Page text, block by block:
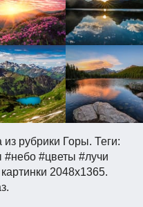
рубрики Горы. Теги:
#небо #цветы #лучи
2048x1365.